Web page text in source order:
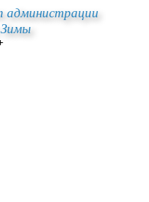
администрации
Зимы